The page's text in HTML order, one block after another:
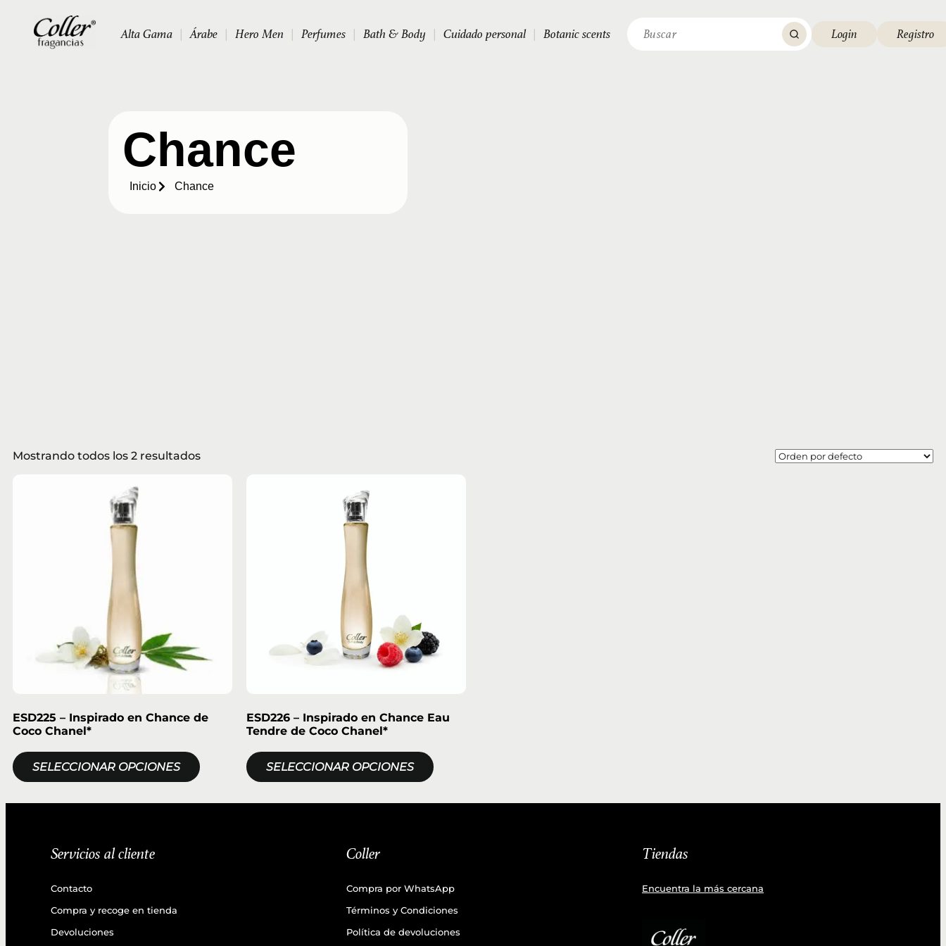
Alta Gama Árabe Hero Men Perfumes Bath & Body Cuidado personal Botanic scents Login Registro
Chance
Inicio Chance
Mostrando todos los 2 resultados
ESD225 – Inspirado en Chance de
Coco Chanel*
SELECCIONAR OPCIONES
ESD226 – Inspirado en Chance Eau
Tendre de Coco Chanel*
SELECCIONAR OPCIONES
Servicios al cliente
Contacto
Compra y recoge en tienda
Devoluciones
Coller
Compra por WhatsApp
Términos y Condiciones
Política de devoluciones
Tiendas
Encuentra la más cercana